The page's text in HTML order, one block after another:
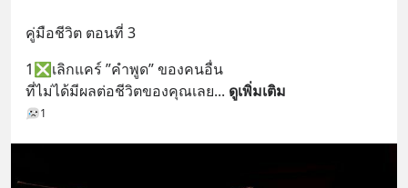
คู่มือชีวิต ตอนที่ 3
1❎เลิกแคร์ ”คำพูด” ของคนอื่น
ที่ไม่ได้มีผลต่อชีวิตของคุณเลย... ดูเพิ่มเติม
1